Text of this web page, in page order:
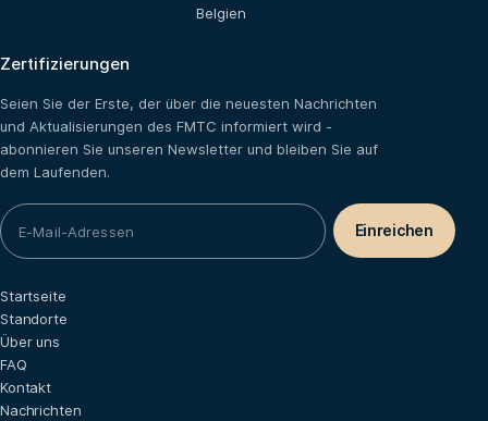
Belgien
Zertifizierungen
Seien Sie der Erste, der über die neuesten Nachrichten
und Aktualisierungen des FMTC informiert wird -
abonnieren Sie unseren Newsletter und bleiben Sie auf
dem Laufenden.
Startseite
Standorte
Über uns
FAQ
Kontakt
Nachrichten